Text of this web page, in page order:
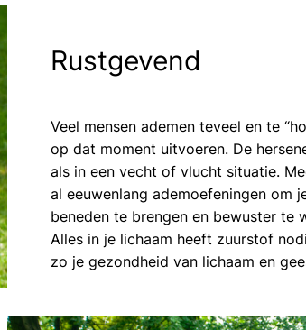
Rustgevend
Veel mensen ademen teveel en te
op dat moment uitvoeren. De
als in een vecht of vlucht situatie.
al eeuwenlang ademoefeningen om
beneden te brengen en bewuster te
Alles in je lichaam heeft zuurstof
zo je gezondheid van lichaam en